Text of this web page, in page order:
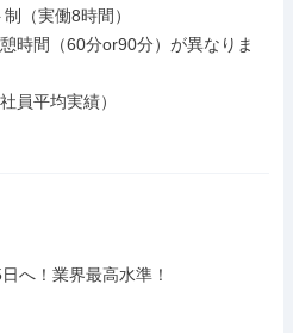
（実働8時間）
時間（60分or90分）が異なりま
員平均実績）
へ！業界最高水準！